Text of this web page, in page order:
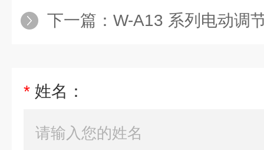
下一篇： W-A13 系列电动调
* 姓名：